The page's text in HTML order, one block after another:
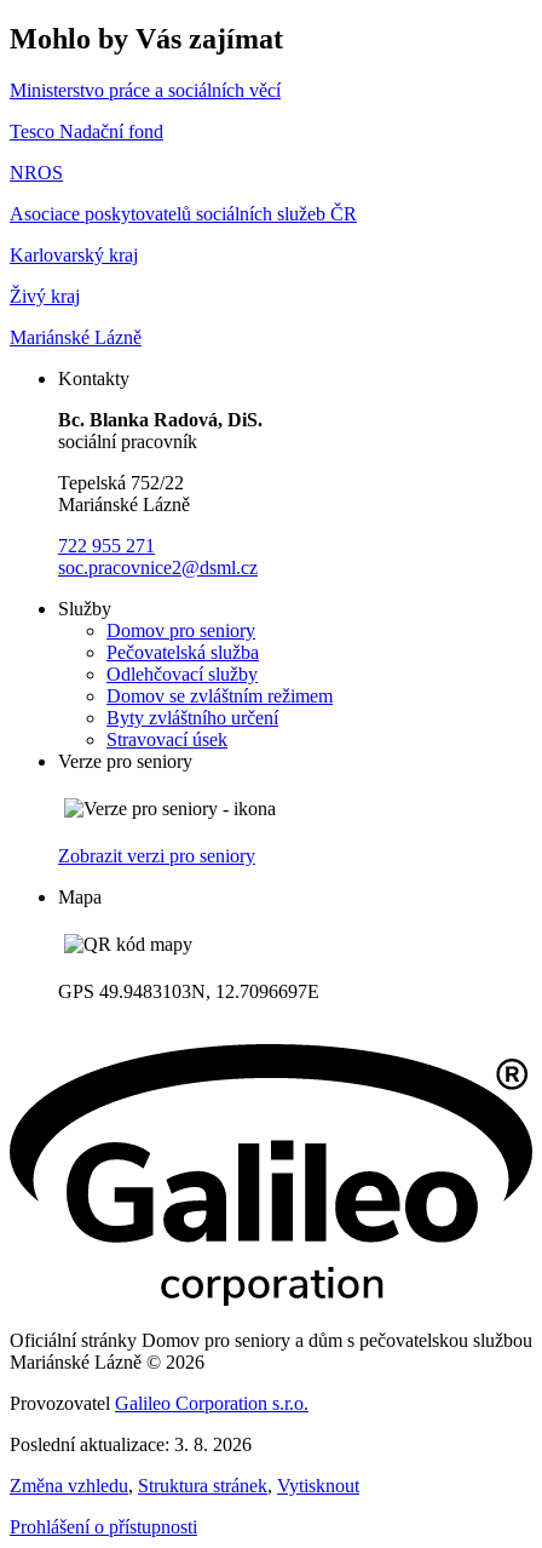
Mohlo by Vás zajímat
Ministerstvo práce a sociálních věcí
Tesco Nadační fond
NROS
Asociace poskytovatelů sociálních služeb ČR
Karlovarský kraj
Živý kraj
Mariánské Lázně
Kontakty
Bc. Blanka Radová, DiS.
sociální pracovník
Tepelská 752/22
Mariánské Lázně
722 955 271
soc.pracovnice2@dsml.cz
Služby
Domov pro seniory
Pečovatelská služba
Odlehčovací služby
Domov se zvláštním režimem
Byty zvláštního určení
Stravovací úsek
Verze pro seniory
Zobrazit verzi pro seniory
Mapa
GPS 49.9483103N, 12.7096697E
Oficiální stránky Domov pro seniory a dům s pečovatelskou službou
Mariánské Lázně © 2026
Provozovatel Galileo Corporation s.r.o.
Poslední aktualizace: 3. 8. 2026
Změna vzhledu, Struktura stránek, Vytisknout
Prohlášení o přístupnosti